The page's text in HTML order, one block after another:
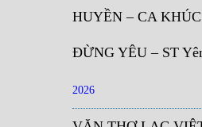
HUYỀN – CA
ĐỪNG YÊU – ST
2026